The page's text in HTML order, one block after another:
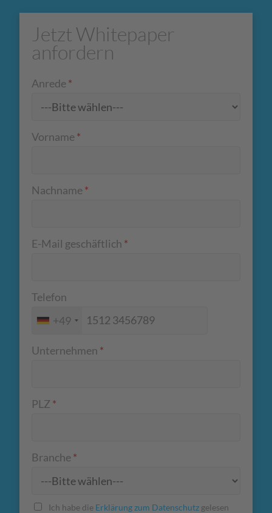
Jetzt Whitepaper
anfordern
Anrede*
Vorname*
Nachname*
E-Mail geschäftlich *
Telefon
+49
Unternehmen *
PLZ *
Branche*
Ich habe die Erklärung zum Datenschutzgelesen